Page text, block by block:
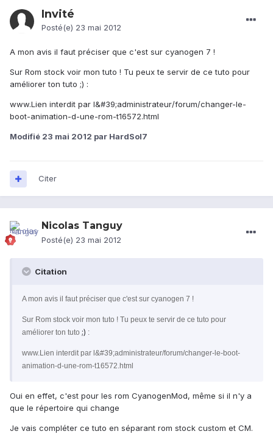
Invité
Posté(e) 23 mai 2012
A mon avis il faut préciser que c'est sur cyanogen 7 !
Sur Rom stock voir mon tuto ! Tu peux te servir de ce tuto pour
améliorer ton tuto ;) :
www.Lien interdit par l&#39;administrateur/forum/changer-le-
boot-animation-d-une-rom-t16572.html
Modifié 23 mai 2012 par HardSol7
Citer
Nicolas Tanguy
Posté(e) 23 mai 2012
Citation
A mon avis il faut préciser que c'est sur cyanogen 7 !
Sur Rom stock voir mon tuto ! Tu peux te servir de ce tuto pour
améliorer ton tuto ;) :
www.Lien interdit par l&#39;administrateur/forum/changer-le-boot-
animation-d-une-rom-t16572.html
Oui en effet, c'est pour les rom CyanogenMod, même si il n'y a
que le répertoire qui change
Je vais compléter ce tuto en séparant rom stock custom et CM.